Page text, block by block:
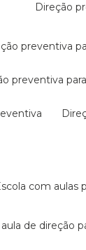
direção
preventiva
preventiva
escola com
aula de direção